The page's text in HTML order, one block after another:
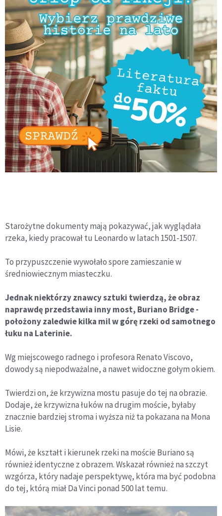
Starożytne dokumenty mają pokazywać, jak wyglądała
rzeka, kiedy pracował tu Leonardo w latach 1501-1507.
To przypuszczenie wywołało spore zamieszanie w
średniowiecznym miasteczku.
Jednak niektórzy znawcy sztuki twierdzą, że obraz
naprawdę przedstawia inny most, Buriano Bridge -
położony zaledwie kilka mil w górę rzeki od samotnego
łuku na Laterinie.
Wg miejscowego radnego i profesora Renato Viscovo,
dowody są niepodważalne, a nawet widoczne gołym okiem.
Twierdzi on, że krzywizna mostu pasuje do tej na obrazie.
Dodaje, że krzywizna łuków na drugim moście, byłaby
znacznie bardziej stroma i wyższa niż ta pokazana na Mona
Lisie.
Mówi, że kształt i kierunek rzeki na moście Buriano są
również identyczne z obrazem. Wskazał również na szczyt
wzgórza, który nadaje perspektywę, która ma być podobna
do tej, którą miał Da Vinci ponad 500 lat temu.